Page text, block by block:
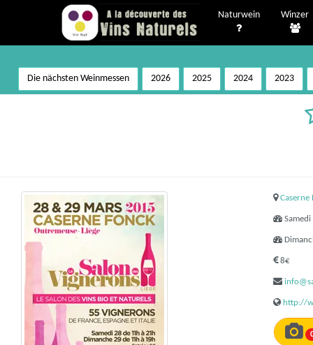
Naturwein Winzer
Die nächsten Weinmessen 2026 2025 2024 2023
Caserne
Samedi
8€
http://